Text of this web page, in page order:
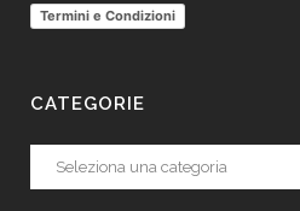
Termini e Condizioni
CATEGORIE
Categorie